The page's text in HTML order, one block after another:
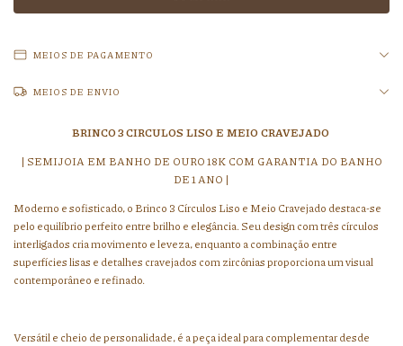
MEIOS DE PAGAMENTO
MEIOS DE ENVIO
BRINCO 3 CIRCULOS LISO E MEIO CRAVEJADO
| SEMIJOIA EM BANHO DE OURO 18K COM GARANTIA DO BANHO
DE 1 ANO |
Moderno e sofisticado, o Brinco 3 Círculos Liso e Meio Cravejado destaca-se
pelo equilíbrio perfeito entre brilho e elegância. Seu design com três círculos
interligados cria movimento e leveza, enquanto a combinação entre
superfícies lisas e detalhes cravejados com zircônias proporciona um visual
contemporâneo e refinado.
Versátil e cheio de personalidade, é a peça ideal para complementar desde